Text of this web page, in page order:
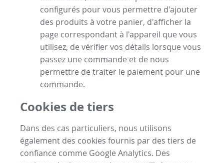
configurés pour vous permettre d'ajouter
des produits à votre panier, d'afficher la
page correspondant à l'appareil que vous
utilisez, de vérifier vos détails lorsque vous
passez une commande et de nous
permettre de traiter le paiement pour une
commande.
Cookies de tiers
Dans des cas particuliers, nous utilisons
également des cookies fournis par des tiers de
confiance comme Google Analytics. Des